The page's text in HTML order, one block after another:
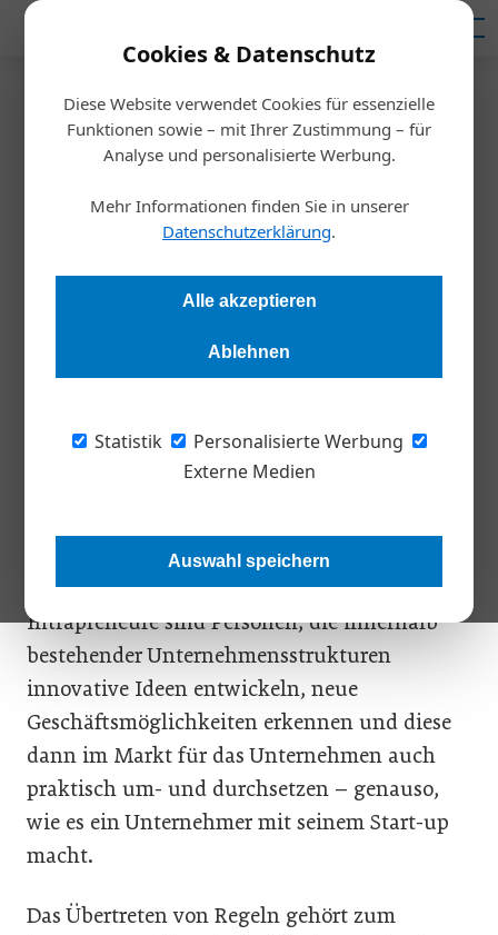
Cookies & Datenschutz
Diese Website verwendet Cookies für essenzielle
Funktionen sowie – mit Ihrer Zustimmung – für
Analyse und personalisierte Werbung.
Mehr Informationen finden Sie in unserer
Datenschutzerklärung.
Alle akzeptieren
Ablehnen
Statistik
Personalisierte Werbung
Externe Medien
Auswahl speichern
Startseite/Weltmarktführer
Management
Sieben Tipps für frischen
Schwung in ihrer Firma
Nikolaus Franke, wissenschaftlicher Leiter des MBA
persönliches Intrapreneurship-best-of: So etablieren Sie
erfolgreiches Intrapreneurship auch in Ihrem Unternehmen.
Handeln innerhalb eines etablierten
Unternehmens oder einer Organisation.
Intrapreneure sind Personen, die innerhalb
bestehender Unternehmensstrukturen
innovative Ideen entwickeln, neue
Geschäftsmöglichkeiten erkennen und diese
dann im Markt für das Unternehmen auch
praktisch um- und durchsetzen – genauso,
wie es ein Unternehmer mit seinem Start-up
macht.
Das Übertreten von Regeln gehört zum